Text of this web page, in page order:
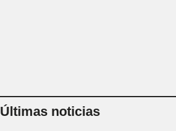
Últimas noticias